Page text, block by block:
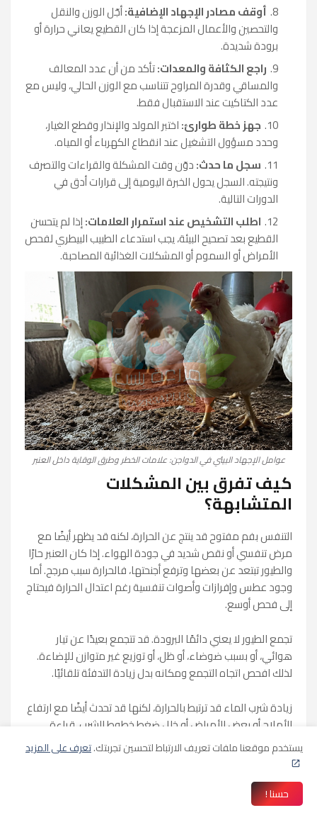
أوقف مصادر الإجهاد الإضافية:أجّل الوزن والنقل
والتحصين والأعمال المزعجة إذا كان القطيع يعاني حرارة أو
برودة شديدة.
راجع الكثافة والمعدات:تأكد من أن عدد المعالف
والمساقي وقدرة المراوح تتناسب مع الوزن الحالي، وليس مع
عدد الكتاكيت عند الاستقبال فقط.
جهز خطة طوارئ:اختبر المولد والإنذار وقطع الغيار،
وحدد مسؤول التشغيل عند انقطاع الكهرباء أو المياه.
سجل ما حدث:دوّن وقت المشكلة والقراءات والتصرف
ونتيجته. السجل يحول الخبرة اليومية إلى قرارات أدق في
الدورات التالية.
اطلب التشخيص عند استمرار العلامات:إذا لم يتحسن
القطيع بعد تصحيح البيئة، يجب استدعاء الطبيب البيطري لفحص
الأمراض أو السموم أو المشكلات الغذائية المصاحبة.
عوامل الإجهاد البيئي في الدواجن: علامات الخطر وطرق الوقاية داخل العنبر
كيف تفرق بين المشكلات
المتشابهة؟
التنفس بفم مفتوح قد ينتج عن الحرارة، لكنه قد يظهر أيضًا مع
مرض تنفسي أو نقص شديد في جودة الهواء. إذا كان العنبر حارًا
والطيور تبتعد عن بعضها وترفع أجنحتها، فالحرارة سبب مرجح. أما
وجود عطس وإفرازات وأصوات تنفسية رغم اعتدال الحرارة فيحتاج
إلى فحص أوسع.
تجمع الطيور لا يعني دائمًا البرودة. قد تتجمع بعيدًا عن تيار
هوائي، أو بسبب ضوضاء، أو ظل، أو توزيع غير متوازن للإضاءة.
لذلك افحص اتجاه التجمع ومكانه بدل زيادة التدفئة تلقائيًا.
زيادة شرب الماء قد ترتبط بالحرارة، لكنها قد تحدث أيضًا مع ارتفاع
الأملاح أو بعض الأمراض أو خلل ضغط خطوط الشرب. قراءة
واحدة لا تكفي؛ اربطها بحرارة العنبر واستهلاك العلف وشكل
الزرق والفحص البيطري.
برنامج متابعة يومي لبيئة العنبر
يستخدم موقعنا ملفات تعريف الارتباط لتحسين تجربتك.تعرف على المزيد
حسنا !